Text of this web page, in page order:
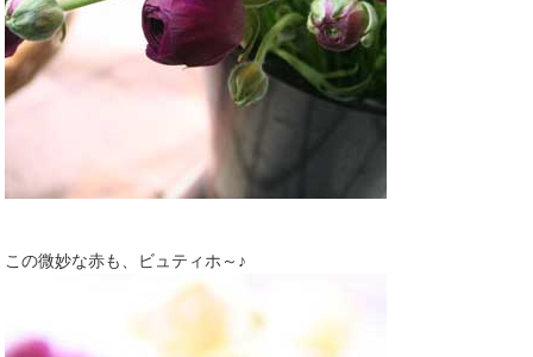
この微妙な赤も、ビュティホ～♪